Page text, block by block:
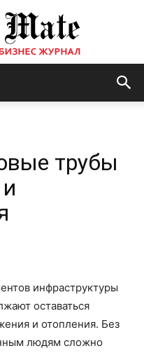
трубы
инфраструктуры
оставаться
и отопления. Без
людям сложно